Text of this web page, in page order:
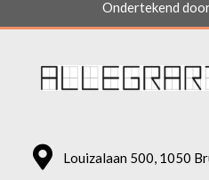
Ondertekend
Louizalaan 500, 1050